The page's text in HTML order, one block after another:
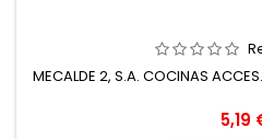
MECALDE 2, S.A. COCINAS
5,19